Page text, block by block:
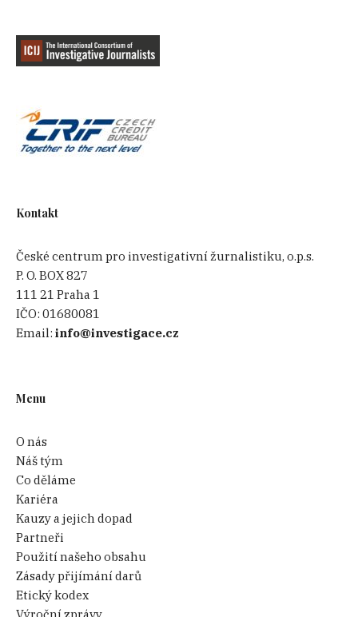
Kontakt
České centrum pro investigativní žurnalistiku, o.p.s.
P. O. BOX 827
111 21 Praha 1
IČO:01680081
Email:info@investigace.cz
Menu
O nás
Náš tým
Co děláme
Kariéra
Kauzy a jejich dopad
Partneři
Použití našeho obsahu
Zásady přijímání darů
Etický kodex